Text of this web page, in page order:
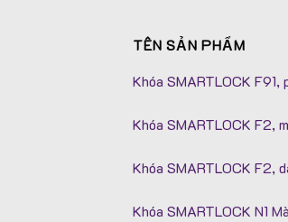
TÊN SẢN PHẨM
Khóa SMARTLOCK
Khóa SMARTLOCK F2,
Khóa SMARTLOCK F2,
Khóa SMARTLOCK N1